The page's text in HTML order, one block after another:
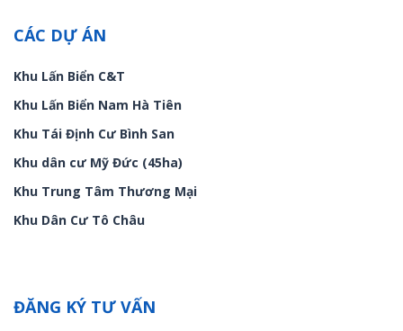
CÁC DỰ ÁN
Khu Lấn Biển C&T
Khu Lấn Biển Nam Hà Tiên
Khu Tái Định Cư Bình San
Khu dân cư Mỹ Đức (45ha)
Khu Trung Tâm Thương Mại
Khu Dân Cư Tô Châu
ĐĂNG KÝ TƯ VẤN